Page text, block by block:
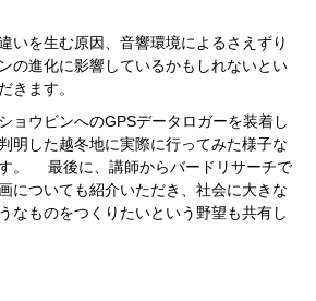
いを生む原因、音響環境によるさえずり
の進化に影響しているかもしれないとい
きます。
ョウビンへのGPSデータロガーを装着し
明した越冬地に実際に行ってみた様子な
。 最後に、講師からバードリサーチで
についても紹介いただき、社会に大きな
なものをつくりたいという野望も共有し